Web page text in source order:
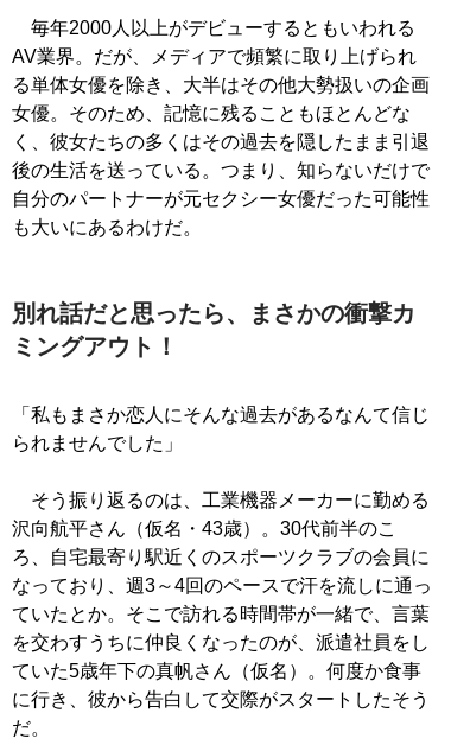
毎年2000人以上がデビューするともいわれる
AV業界。だが、メディアで頻繁に取り上げられ
る単体女優を除き、大半はその他大勢扱いの企画
女優。そのため、記憶に残ることもほとんどな
く、彼女たちの多くはその過去を隠したまま引退
後の生活を送っている。つまり、知らないだけで
自分のパートナーが元セクシー女優だった可能性
も大いにあるわけだ。
別れ話だと思ったら、まさかの衝撃カ
ミングアウト！
「私もまさか恋人にそんな過去があるなんて信じ
られませんでした」
そう振り返るのは、工業機器メーカーに勤める
沢向航平さん（仮名・43歳）。30代前半のこ
ろ、自宅最寄り駅近くのスポーツクラブの会員に
なっており、週3～4回のペースで汗を流しに通っ
ていたとか。そこで訪れる時間帯が一緒で、言葉
を交わすうちに仲良くなったのが、派遣社員をし
ていた5歳年下の真帆さん（仮名）。何度か食事
に行き、彼から告白して交際がスタートしたそう
だ。